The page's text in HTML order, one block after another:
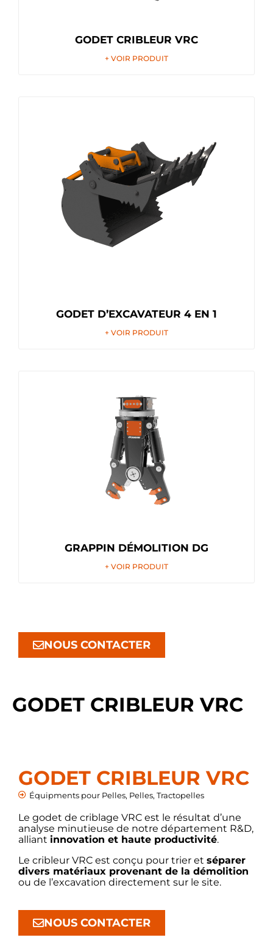
GODET CRIBLEUR VRC
+ VOIR PRODUIT
GODET D’EXCAVATEUR 4 EN 1
+ VOIR PRODUIT
GRAPPIN DÉMOLITION DG
+ VOIR PRODUIT
NOUS CONTACTER
GODET CRIBLEUR VRC
GODET CRIBLEUR VRC
Équipments pour Pelles, Pelles, Tractopelles
Le godet de criblage VRC est le résultat d’une
analyse minutieuse de notre département R&D,
alliant innovation et haute productivité.
Le cribleur VRC est conçu pour trier et séparer
divers matériaux provenant de la démolition
ou de l’excavation directement sur le site.
NOUS CONTACTER